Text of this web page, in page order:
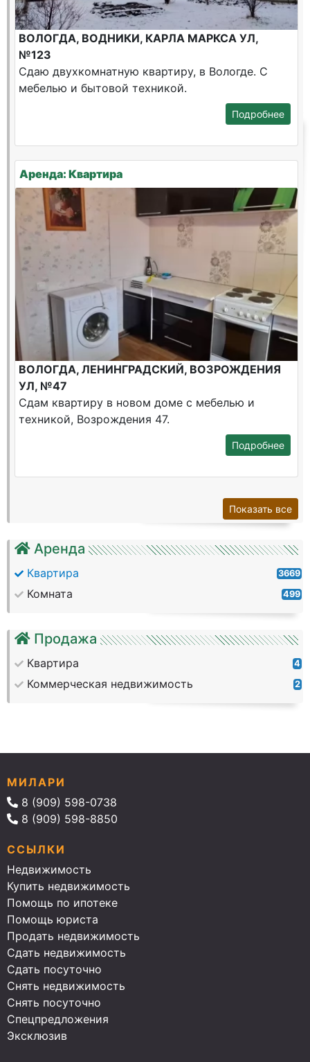
Аренда
Квартира 3669
Комната 499
Продажа
Квартира 4
Коммерческая недвижимость 2
ВОЛОГДА, ВОДНИКИ, КАРЛА МАРКСА УЛ,
№123
Сдаю двухкомнатную квартиру, в Вологде. С
мебелью и бытовой техникой.
Подробнее
Аренда: Квартира
ВОЛОГДА, ЛЕНИНГРАДСКИЙ, ВОЗРОЖДЕНИЯ
УЛ, №47
Сдам квартиру в новом доме с мебелью и
техникой, Возрождения 47.
Подробнее
Показать все
МИЛАРИ
8 (909) 598-0738
8 (909) 598-8850
ССЫЛКИ
Недвижимость
Купить недвижимость
Помощь по ипотеке
Помощь юриста
Продать недвижимость
Сдать недвижимость
Сдать посуточно
Снять недвижимость
Снять посуточно
Спецпредложения
Эксклюзив